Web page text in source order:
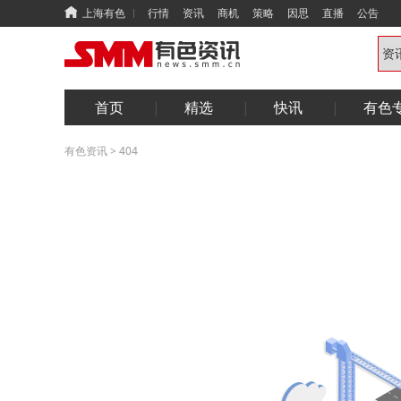
上海有色 行情 资讯 商机 策略 因思 直播 公告
首页 精选 快讯 有色
有色资讯> 404